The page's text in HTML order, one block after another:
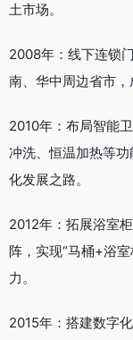
土市场。
2008年：线下连锁
南、华中周边省市，
2010年：布局智能
冲洗、恒温加热等
化发展之路。
2012年：拓展浴室
阵，实现“马桶+浴
力。
2015年：搭建数字